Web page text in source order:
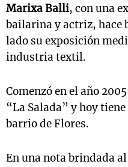
Marixa Balli, con una
bailarina y actriz, hace
lado su exposición
industria textil.
Comenzó en el año
“La Salada” y hoy
barrio de Flores.
En una nota brindada